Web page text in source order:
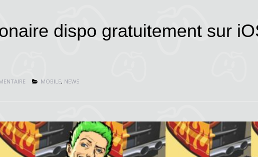
dispo gratuitement sur
MOBILE, NEWS